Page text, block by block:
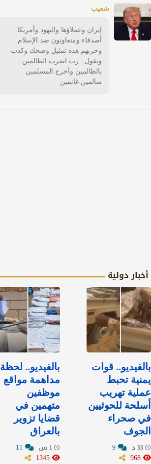
شعيب
إيران وعملاؤها واليهود وأمريكا
أصدقاء ومتعاونون ضد الإسلام
وحربهم هذه تمثيل وضحك وكذب
ونقول : رب اضرب الظالمين
بالظالمين وأخرج المسلمين
سالمين غانمين
أخبار دولية
بالفيديو.. قوات
يمنية تحبط
عملية تهريب
أسلحة للحوثيين
في صحراء
الجوف
بالفيديو.. لحظة
مداهمة مواقع
موظفين
متهمين في
قضايا تزوير
بالعراق